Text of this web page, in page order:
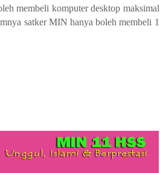
membeli komputer desktop maksimal
satker MIN hanya boleh membeli 1